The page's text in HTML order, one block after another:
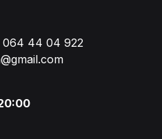
064 44 04 922